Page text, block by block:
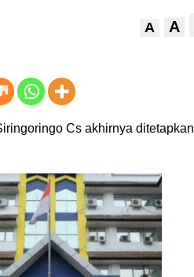
A A
Cs akhirnya ditetapkan